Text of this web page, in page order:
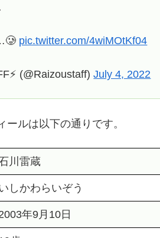
pic.twitter.com/4wiMOtKf04
(@Raizoustaff)July 4, 2022
ルは以下の通りです。
川雷蔵
しかわらいぞう
年9月10日